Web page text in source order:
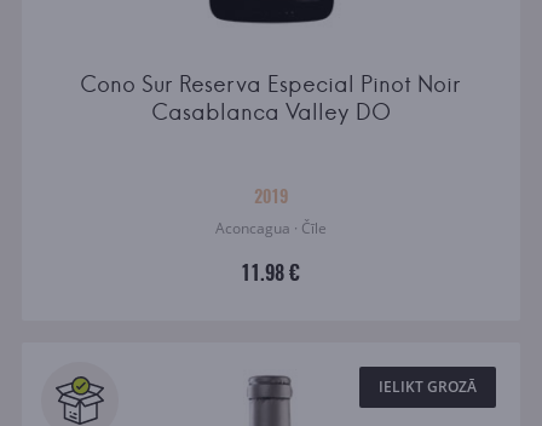
Cono Sur Reserva Especial Pinot Noir
Casablanca Valley DO
2019
Aconcagua · Čīle
11.98 €
IELIKT GROZĀ